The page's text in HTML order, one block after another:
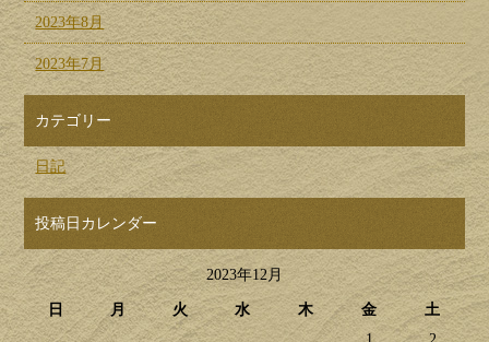
2023年8月
2023年7月
カテゴリー
日記
投稿日カレンダー
2023年12月
日 月 火 水 木 金
土